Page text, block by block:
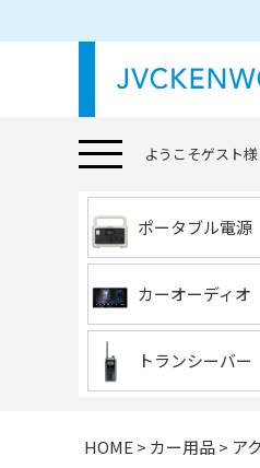
ようこそゲスト様
ポータブル電源
カーオーディオ
トランシーバー
HOME カー用品 ア